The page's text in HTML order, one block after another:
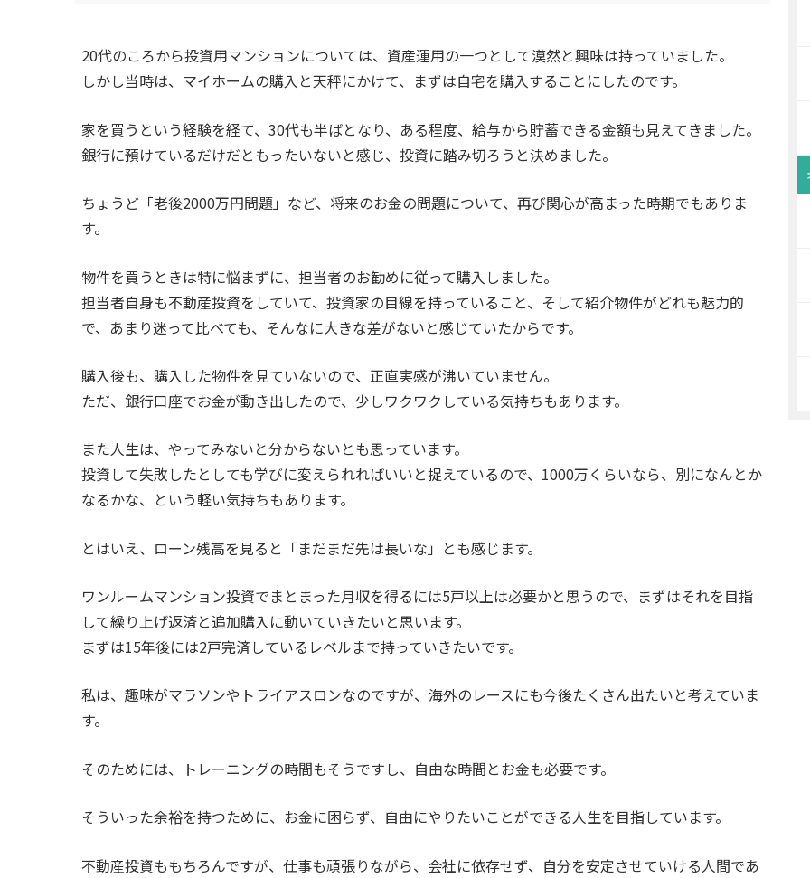
20代のころから投資用マンションについては、資産運用の一つとして漠然と興味は持っていました。
しかし当時は、マイホームの購入と天秤にかけて、まずは自宅を購入することにしたのです。
家を買うという経験を経て、30代も半ばとなり、ある程度、給与から貯蓄できる金額も見えてきました。
銀行に預けているだけだともったいないと感じ、投資に踏み切ろうと決めました。
ちょうど「老後2000万円問題」など、将来のお金の問題について、再び関心が高まった時期でもありま
す。
物件を買うときは特に悩まずに、担当者のお勧めに従って購入しました。
担当者自身も不動産投資をしていて、投資家の目線を持っていること、そして紹介物件がどれも魅力的
で、あまり迷って比べても、そんなに大きな差がないと感じていたからです。
購入後も、購入した物件を見ていないので、正直実感が沸いていません。
ただ、銀行口座でお金が動き出したので、少しワクワクしている気持ちもあります。
また人生は、やってみないと分からないとも思っています。
投資して失敗したとしても学びに変えられればいいと捉えているので、1000万くらいなら、別になんとか
なるかな、という軽い気持ちもあります。
とはいえ、ローン残高を見ると「まだまだ先は長いな」とも感じます。
ワンルームマンション投資でまとまった月収を得るには5戸以上は必要かと思うので、まずはそれを目指
して繰り上げ返済と追加購入に動いていきたいと思います。
まずは15年後には2戸完済しているレベルまで持っていきたいです。
私は、趣味がマラソンやトライアスロンなのですが、海外のレースにも今後たくさん出たいと考えていま
す。
そのためには、トレーニングの時間もそうですし、自由な時間とお金も必要です。
そういった余裕を持つために、お金に困らず、自由にやりたいことができる人生を目指しています。
不動産投資ももちろんですが、仕事も頑張りながら、会社に依存せず、自分を安定させていける人間であ